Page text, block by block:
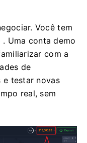
Você tem
. Uma conta demo
com a
de
e testar novas
real, sem